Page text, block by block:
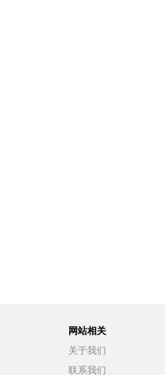
网站相关
关于我们
联系我们